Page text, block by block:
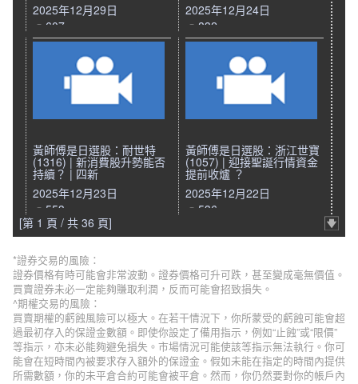
2025年12月29日
607
2025年12月24日
832
黃師傅是日選股：耐世特
(1316) | 新消費股升勢能否
持續？ | 四新
2025年12月23日
553
黃師傅是日選股：浙江世寶
(1057) | 迎接聖誕行情資金
提前收爐 ？
2025年12月22日
536
[第 1 頁 / 共 36 頁]
*證券交易的風險：
證券價格有時可能會非常波動。證券價格可升可跌，甚至變成毫無價值。
買賣證券未必一定能夠賺取利潤，反而可能會招致損失。
^期權交易的風險：
買賣期權的虧蝕風險可以極大。在若干情況下，你所蒙受的虧蝕可能會超
過最初存入的保證金數額。即使你設定了備用指示，例如“止蝕”或“限價”
等指示，亦未必能夠避免損失。市場情況可能使該等指示無法執行。你可
能會在短時間內被要求存入額外的保證金。假如未能在指定的時間內提供
所需數額，你的未平倉合約可能會被平倉。然而，你仍然要對你的帳戶內